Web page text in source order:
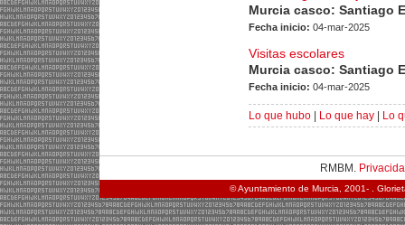
Murcia casco: Santiago
Fecha inicio: 04-mar-2025
Visitas escolares
Murcia casco: Santiago
Fecha inicio: 04-mar-2025
Lo que hubo Lo que hay Lo
RMBM.
© Ayuntamiento de Murcia, 2001- .